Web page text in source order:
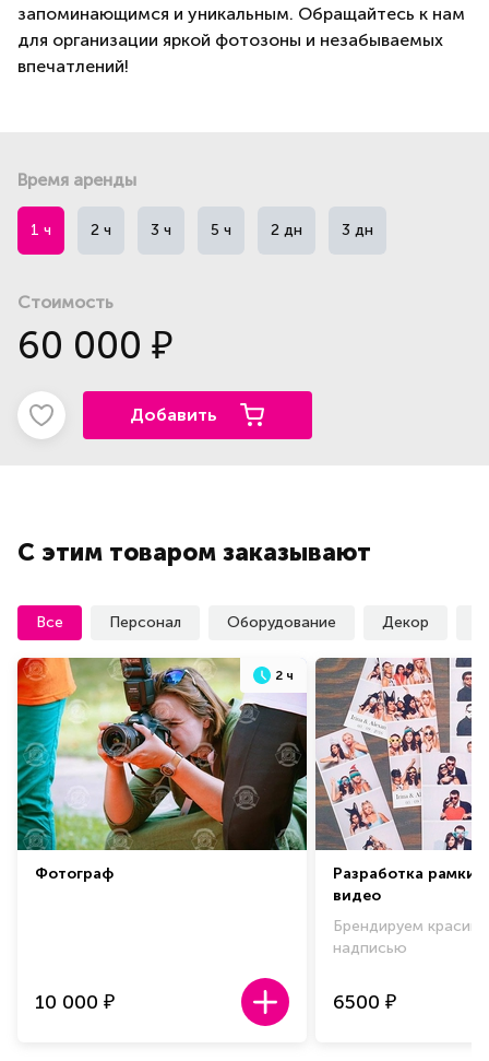
запоминающимся и уникальным. Обращайтесь к нам
для организации яркой фотозоны и незабываемых
впечатлений!
Время аренды
1 ч 2 ч 3 ч 5 ч 2 дн 3 дн
Стоимость
60 000 ₽
Добавить
С этим товаром заказывают
Все Персонал Оборудование Декор
2 ч
Фотограф
10 000 ₽
Разработка рамки
видео
Брендируем
надписью
6500 ₽